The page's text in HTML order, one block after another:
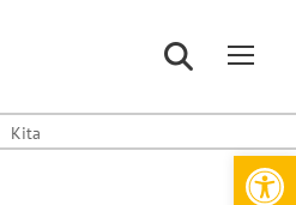
Kita
Werkzeugleiste öffnen